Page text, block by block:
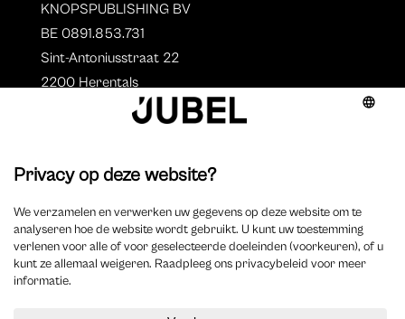
KNOPSPUBLISHING BV
BE 0891.853.731
Sint-Antoniusstraat 22
2200 Herentals
Auteurs
Overzicht auteurs
Auteur worden?